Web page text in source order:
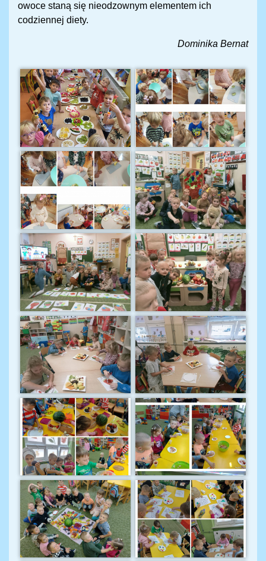
owoce staną się nieodzownym elementem ich
codziennej diety.
Dominika Bernat